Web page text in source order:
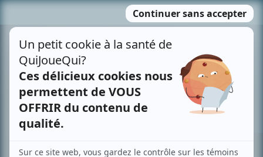
MENU
contenu
Recherche avancée »